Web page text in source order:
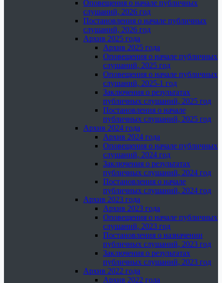
Оповещения о начале публичных
слушаний, 2026 год
Постановления о начале публичных
слушаний, 2026 год
Архив 2025 года
Архив 2025 года
Оповещения о начале публичных
слушаний, 2025 год
Оповещения о начале публичных
слушаний, 2025-1 год
Заключения о результатах
публичных слушаний, 2025 год
Постановления о начале
публичных слушаний, 2025 год
Архив 2024 года
Архив 2024 года
Оповещения о начале публичных
слушаний, 2024 год
Заключения о результатах
публичных слушаний, 2024 год
Постановления о начале
публичных слушаний, 2024 год
Архив 2023 года
Архив 2023 года
Оповещения о начале публичных
слушаний, 2023 год
Постановления о назначении
публичных слушаний, 2023 год
Заключения о результатах
публичных слушаний, 2023 год
Архив 2022 года
Архив 2022 года